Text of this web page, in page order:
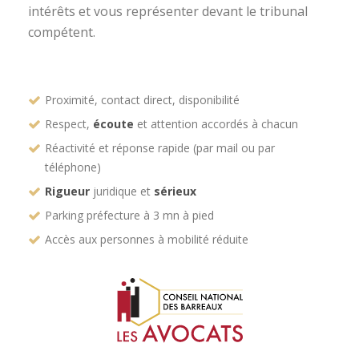
intérêts et vous représenter devant le tribunal
compétent.
Proximité, contact direct, disponibilité
Respect, écoute et attention accordés à chacun
Réactivité et réponse rapide (par mail ou par
téléphone)
Rigueur juridique et sérieux
Parking préfecture à 3 mn à pied
Accès aux personnes à mobilité réduite